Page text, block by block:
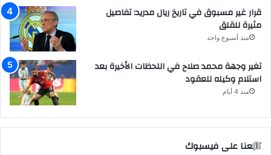
قرار غير مسبوق في تاريخ ريال مدريد: تفاصيل
مثيرة للقلق
منذ أسبوع واحد
تغير وجهة محمد صلاح في اللحظات الأخيرة بعد
استلام وكيله للعقود
منذ 4 أيام
تابعنا على فيسبوك